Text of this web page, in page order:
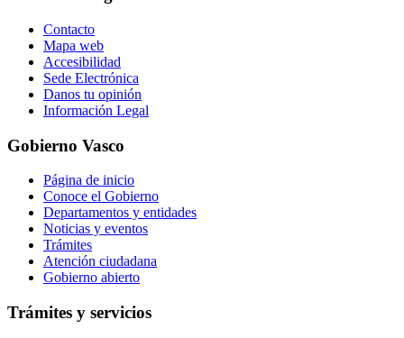
Contacto
Mapa web
Accesibilidad
Sede Electrónica
Danos tu opinión
Información Legal
Gobierno Vasco
Página de inicio
Conoce el Gobierno
Departamentos y entidades
Noticias y eventos
Trámites
Atención ciudadana
Gobierno abierto
Trámites y servicios